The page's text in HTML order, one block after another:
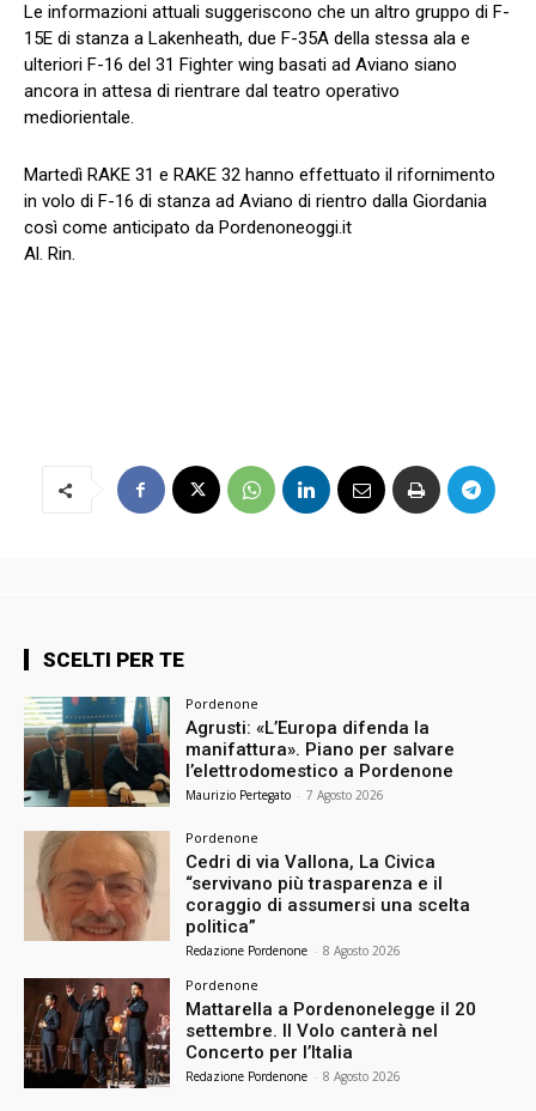
Le informazioni attuali suggeriscono che un altro gruppo di F-
15E di stanza a Lakenheath, due F-35A della stessa ala e
ulteriori F-16 del 31 Fighter wing basati ad Aviano siano
ancora in attesa di rientrare dal teatro operativo
mediorientale.
Martedì RAKE 31 e RAKE 32 hanno effettuato il rifornimento
in volo di F-16 di stanza ad Aviano di rientro dalla Giordania
così come anticipato da Pordenoneoggi.it
Al. Rin.
SCELTI PER TE
Pordenone
Agrusti: «L’Europa difenda la
manifattura». Piano per salvare
l’elettrodomestico a Pordenone
Maurizio Pertegato - 7 Agosto 2026
Pordenone
Cedri di via Vallona, La Civica
“servivano più trasparenza e il
coraggio di assumersi una scelta
politica”
Redazione Pordenone - 8 Agosto 2026
Pordenone
Mattarella a Pordenonelegge il 20
settembre. Il Volo canterà nel
Concerto per l’Italia
Redazione Pordenone - 8 Agosto 2026